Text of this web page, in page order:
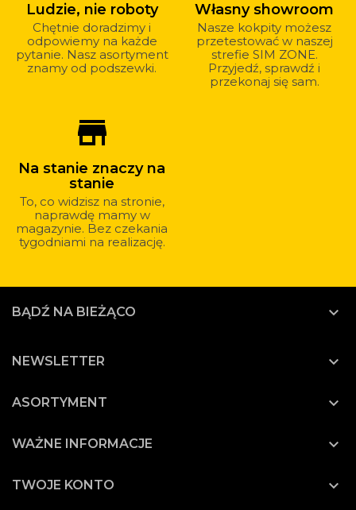
Ludzie, nie roboty
Chętnie doradzimy i
odpowiemy na każde
pytanie. Nasz asortyment
znamy od podszewki.
Własny showroom
Nasze kokpity możesz
przetestować w naszej
strefie SIM ZONE.
Przyjedź, sprawdź i
przekonaj się sam.
store_mall_directory
Na stanie znaczy na
stanie
To, co widzisz na stronie,
naprawdę mamy w
magazynie. Bez czekania
tygodniami na realizację.
BĄDŹ NA BIEŻĄCO 
NEWSLETTER 
ASORTYMENT 
WAŻNE INFORMACJE 
TWOJE KONTO 